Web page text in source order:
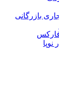
بازرگانی